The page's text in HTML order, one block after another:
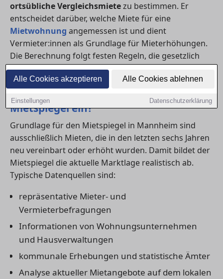
Alle Cookies akzeptieren Alle Cookies ablehnen
Einstellungen Datenschutzerklärung
ortsübliche Vergleichsmietezu bestimmen. Er
entscheidet darüber, welche Miete für eine
Mietwohnung angemessen ist und dient
Vermieter:innen als Grundlage für Mieterhöhungen.
Die Berechnung folgt festen Regeln, die gesetzlich
verankert und wissenschaftlich geprüft sind.
1) Welche Daten fließen in den
Mietspiegel ein?
Grundlage für den Mietspiegel in Mannheim sind
ausschließlich Mieten, die in den letzten sechs Jahren
neu vereinbart oder erhöht wurden. Damit bildet der
Mietspiegel die aktuelle Marktlage realistisch ab.
Typische Datenquellen sind:
repräsentative Mieter- und
Vermieterbefragungen
Informationen von Wohnungsunternehmen
und Hausverwaltungen
kommunale Erhebungen und statistische Ämter
Analyse aktueller Mietangebote auf dem lokalen